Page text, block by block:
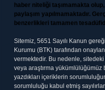
haber niteliği taşımamakta
paylaşım yapılmamaktadır.
benzerlikleri tamamen
Sitemiz, 5651 Sayılı Kanun
Kurumu (BTK) tarafından
vermektedir. Bu nedenle,
veya araştırma yükümlülüğümüz
yazdıkları içeriklerin
sorumluluğu kabul etmiş